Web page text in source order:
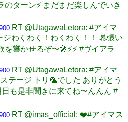
のターン⚡️ まだまだ楽しんでいき
RT @UtagawaLetora: #アイマ
ジわくわく！わくわく！！ 幕張い
を響かせるぞ〜🎤⚡️⚡️ #ヴイアラ
RT @UtagawaLetora: #アイマ
テージ トリ🦜でした ありがとう
日も是非聞きに来てね〜んんん #
RT @imas_official: ❤️#アイマス